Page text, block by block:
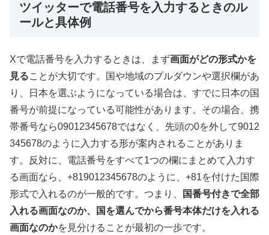
ツイッターで電話番号を入力するときのル
ールと具体例
Xで電話番号を入力するときは、まず画面がどの形式かを
見ることが大切です。国や地域のプルダウンや選択欄があ
り、日本を選ぶようになっている場合は、すでに日本の国
番号が前提になっている可能性があります。その場合、携
帯番号なら09012345678ではなく、先頭の0を外して9012
345678のように入力する形が案内されることがありま
す。反対に、電話番号をすべて1つの欄にまとめて入力す
る画面なら、+819012345678のように、+81を付けた国際
形式で入れるのが一般的です。つまり、
国番号付きで全部
入れる画面なのか、国を選んでから番号本体だけを入れる
画面なのかを見分けることが最初の一歩です。